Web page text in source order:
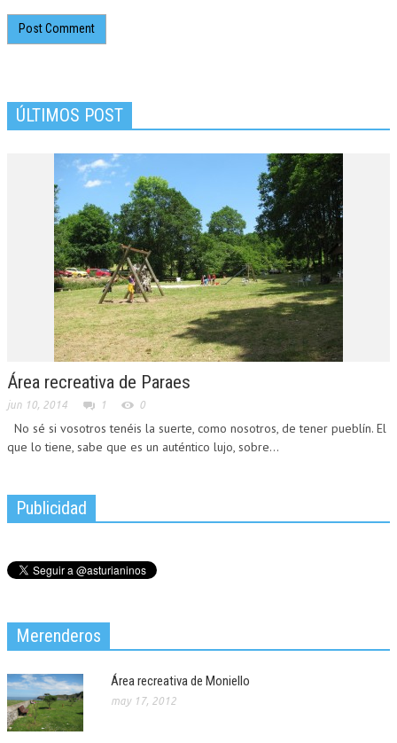
ÚLTIMOS POST
Área recreativa de Paraes
jun 10, 2014 1 0
No sé si vosotros tenéis la suerte, como nosotros, de tener pueblín. El
que lo tiene, sabe que es un auténtico lujo, sobre...
Publicidad
Merenderos
Área recreativa de Moniello
may 17, 2012